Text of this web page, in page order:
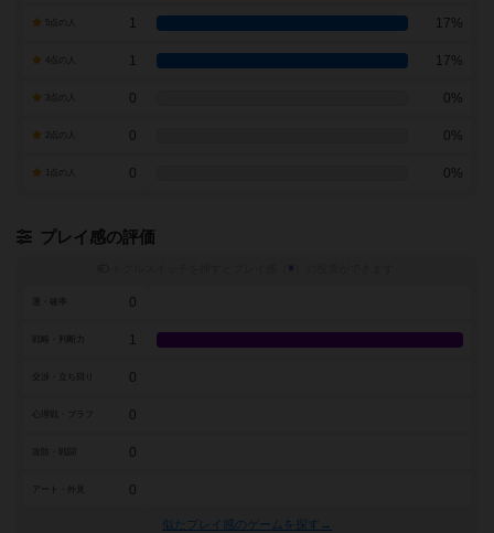
1 17%
1 17%
0 0%
0 0%
0 0%
プレイ感の評価
※
0
戦略・判断力 1
0
0
0
アート・外見 0
似たプレイ感のゲームを探す→